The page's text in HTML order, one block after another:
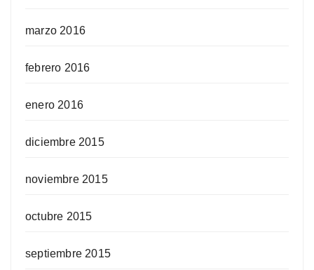
marzo 2016
febrero 2016
enero 2016
diciembre 2015
noviembre 2015
octubre 2015
septiembre 2015